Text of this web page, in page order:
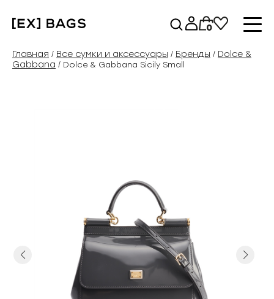
содержимому
0
Главная / Все сумки и аксессуары / Бренды / Dolce &
Gabbana / Dolce & Gabbana Sicily Small
Previous Next